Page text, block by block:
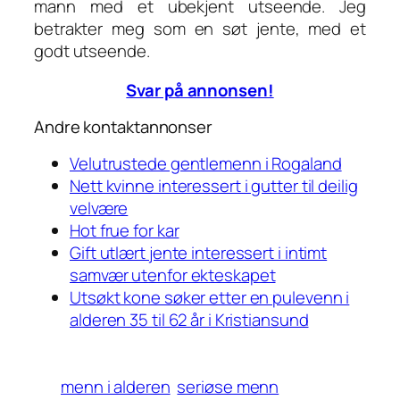
mann med et ubekjent utseende. Jeg
betrakter meg som en søt jente, med et
godt utseende.
Svar på annonsen!
Andre kontaktannonser
Velutrustede gentlemenn i Rogaland
Nett kvinne interessert i gutter til deilig
velvære
Hot frue for kar
Gift utlært jente interessert i intimt
samvær utenfor ekteskapet
Utsøkt kone søker etter en pulevenn i
alderen 35 til 62 år i Kristiansund
menn i alderen seriøse menn